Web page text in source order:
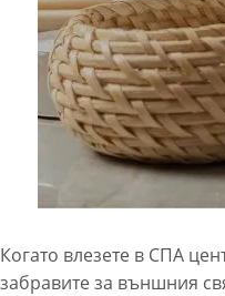
Когато влезете в СПА
забравите за външния